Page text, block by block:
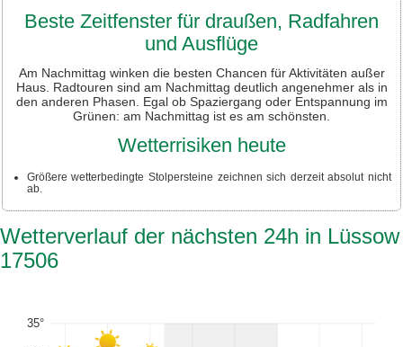
Beste Zeitfenster für draußen, Radfahren
und Ausflüge
Am Nachmittag winken die besten Chancen für Aktivitäten außer
Haus. Radtouren sind am Nachmittag deutlich angenehmer als in
den anderen Phasen. Egal ob Spaziergang oder Entspannung im
Grünen: am Nachmittag ist es am schönsten.
Wetterrisiken heute
Größere wetterbedingte Stolpersteine zeichnen sich derzeit absolut nicht
ab.
Wetterverlauf der nächsten 24h in Lüssow
17506
35°